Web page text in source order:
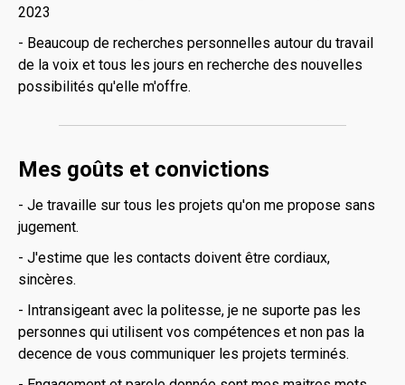
2023
- Beaucoup de recherches personnelles autour du travail
de la voix et tous les jours en recherche des nouvelles
possibilités qu'elle m'offre.
Mes goûts et convictions
- Je travaille sur tous les projets qu'on me propose sans
jugement.
- J'estime que les contacts doivent être cordiaux,
sincères.
- Intransigeant avec la politesse, je ne suporte pas les
personnes qui utilisent vos compétences et non pas la
decence de vous communiquer les projets terminés.